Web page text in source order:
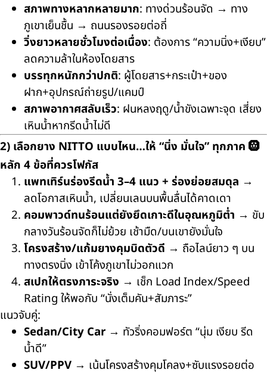
สภาพทางหลากหลายมาก: ทางด่วนร้อนจัด → ทาง
ภูเขาเย็นชื้น → ถนนรองรอยต่อถี่
วิ่งยาวหลายชั่วโมงต่อเนื่อง: ต้องการ “ความนิ่ง+เงียบ”
ลดความล้าในห้องโดยสาร
บรรทุกหนักกว่าปกติ: ผู้โดยสาร+กระเป๋า+ของ
ฝาก+อุปกรณ์ถ่ายรูป/แคมป์
สภาพอากาศสลับเร็ว: ฝนหลงฤดู/น้ำขังเฉพาะจุด เสี่ยง
เหินน้ำหากรีดน้ำไม่ดี
2) เลือกยาง NITTO แบบไหน…ให้ “นิ่ง มั่นใจ” ทุกภาค 🛞
หลัก 4 ข้อที่ควรโฟกัส
แพทเทิร์นร่องรีดน้ำ 3–4 แนว + ร่องย่อยสมดุล →
ลดโอกาสเหินน้ำ, เปลี่ยนเลนบนพื้นลื่นได้คาดเดา
คอมพาวด์ทนร้อนแต่ยังยึดเกาะดีในอุณหภูมิต่ำ → ขับ
กลางวันร้อนจัดก็ไม่ย้วย เช้ามืด/บนเขายังมั่นใจ
โครงสร้าง/แก้มยางคุมบิดตัวดี → ถือไลน์ยาว ๆ บน
ทางตรงนิ่ง เข้าโค้งภูเขาไม่วอกแวก
สเปกให้ตรงภาระจริง → เช็ก Load Index/Speed
Rating ให้พอกับ “นั่งเต็มคัน+สัมภาระ”
แนวจับคู่:
Sedan/City Car → ทัวริ่งคอมฟอร์ต “นุ่ม เงียบ รีด
น้ำดี”
SUV/PPV → เน้นโครงสร้างคุมโคลง+ซับแรงรอยต่อ